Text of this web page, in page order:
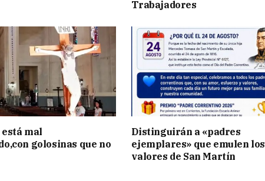
Trabajadores
mal
golosinas que no
Distinguirán a «padres
ejemplares» que emulen los
valores de San Martín